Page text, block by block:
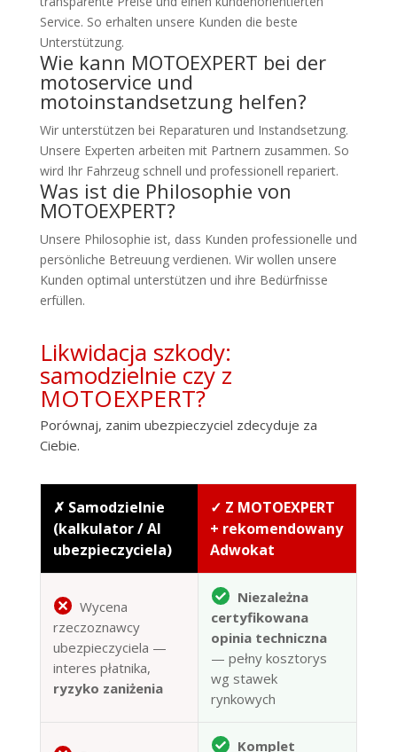
Service. So erhalten unsere Kunden die beste
Unterstützung.
Wie kann MOTOEXPERT bei der
motoservice und
motoinstandsetzung helfen?
Wir unterstützen bei Reparaturen und Instandsetzung.
Unsere Experten arbeiten mit Partnern zusammen. So
wird Ihr Fahrzeug schnell und professionell repariert.
Was ist die Philosophie von
MOTOEXPERT?
Unsere Philosophie ist, dass Kunden professionelle und
persönliche Betreuung verdienen. Wir wollen unsere
Kunden optimal unterstützen und ihre Bedürfnisse
erfüllen.
Likwidacja szkody:
samodzielnie czy z
MOTOEXPERT?
Porównaj, zanim ubezpieczyciel zdecyduje za
Ciebie.
✗ Samodzielnie
(kalkulator / AI
ubezpieczyciela)
✓ Z MOTOEXPERT
+ rekomendowany
Adwokat
Wycena
rzeczoznawcy
ubezpieczyciela —
interes płatnika,
ryzyko zaniżenia
Niezależna
certyfikowana
opinia techniczna
— pełny kosztorys
wg stawek
rynkowych
Komplet